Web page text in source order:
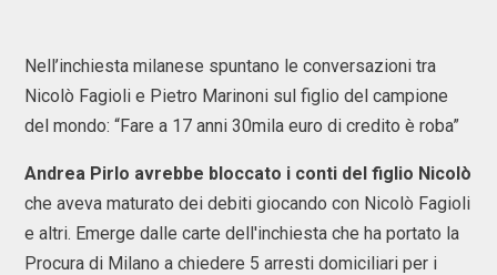
Nell’inchiesta milanese spuntano le conversazioni tra
Nicolò Fagioli e Pietro Marinoni sul figlio del campione
del mondo: “Fare a 17 anni 30mila euro di credito è roba”
Andrea Pirlo avrebbe bloccato i conti del figlio Nicolò
che aveva maturato dei debiti giocando con Nicolò Fagioli
e altri. Emerge dalle carte dell'inchiesta che ha portato la
Procura di Milano a chiedere 5 arresti domiciliari per i